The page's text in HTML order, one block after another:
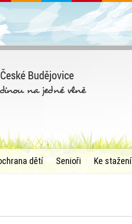
dětí Senioři Ke stažení